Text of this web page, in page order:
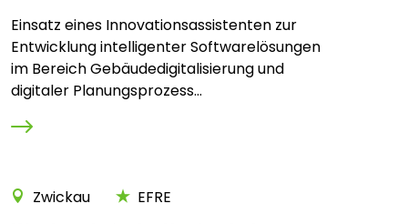
Einsatz eines Innovationsassistenten zur
Entwicklung intelligenter Softwarelösungen
im Bereich Gebäudedigitalisierung und
digitaler Planungsprozess...
Zwickau EFRE